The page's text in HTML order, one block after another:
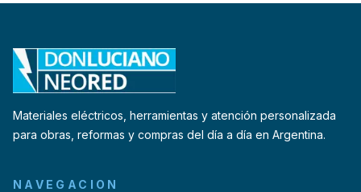
Materiales eléctricos, herramientas y atención personalizada
para obras, reformas y compras del día a día en Argentina.
NAVEGACION